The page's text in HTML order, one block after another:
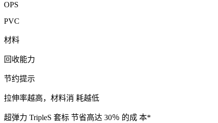
OPS
PVC
材料
回收能力
节约提示
拉伸率越高，材料消 耗越低
超弹力 TripleS 套标 节省高达 30％ 的成 本*